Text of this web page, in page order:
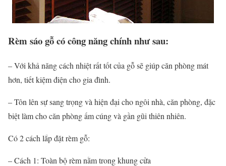
Rèm sáo gỗ có công năng chính như sau:
– Với khả năng cách nhiệt rất tốt của gỗ sẽ giúp căn phòng mát
hơn, tiết kiệm điện cho gia đình.
– Tôn lên sự sang trọng và hiện đại cho ngôi nhà, căn phòng, đặc
biệt làm cho căn phòng ấm cúng và gần gũi thiên nhiên.
Có 2 cách lắp đặt rèm gỗ:
– Cách 1: Toàn bộ rèm nằm trong khung cửa